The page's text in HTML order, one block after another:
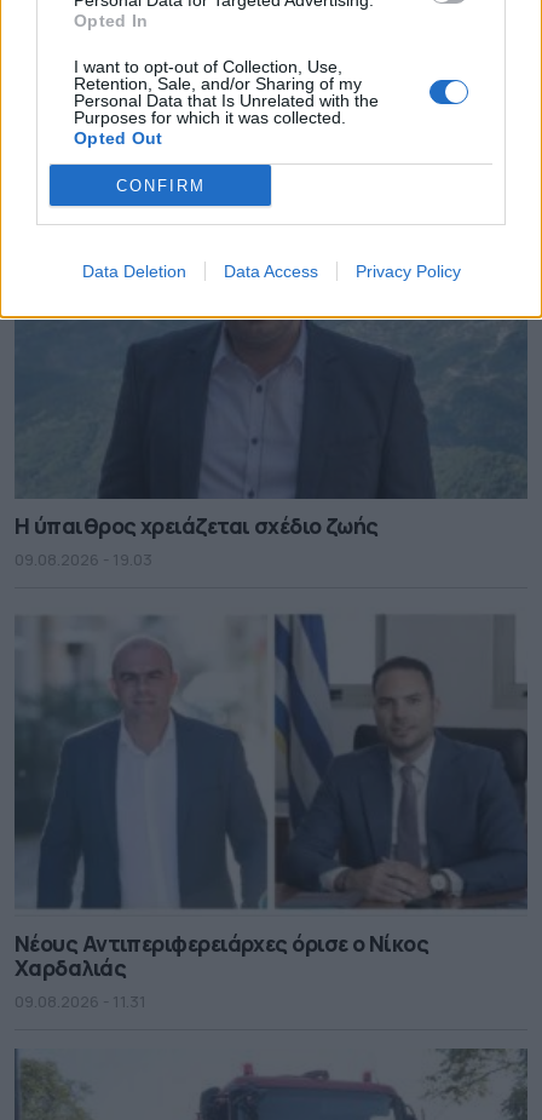
Opted In
I want to opt-out of Collection, Use,
Retention, Sale, and/or Sharing of my
Personal Data that Is Unrelated with the
Purposes for which it was collected.
Opted Out
CONFIRM
Data Deletion Data Access Privacy Policy
“ΔΥΝΑΜΗ ΠΡΟΟΠΤΙΚΗΣ “Ανεξάρτητη Δημοτική
Παράταξη Δήμου Νέας Ιωνίας – Ποιοί είμαστε
10.08.2026 - 00.25
Η ύπαιθρος χρειάζεται σχέδιο ζωής
09.08.2026 - 19.03
Νέους Αντιπεριφερειάρχες όρισε ο Νίκος
Χαρδαλιάς
09.08.2026 - 11.31